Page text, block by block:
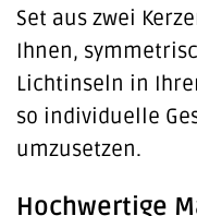
Set aus zwei
Ihnen,
Lichtinseln in
so individuelle
umzusetzen.
Hochwertige